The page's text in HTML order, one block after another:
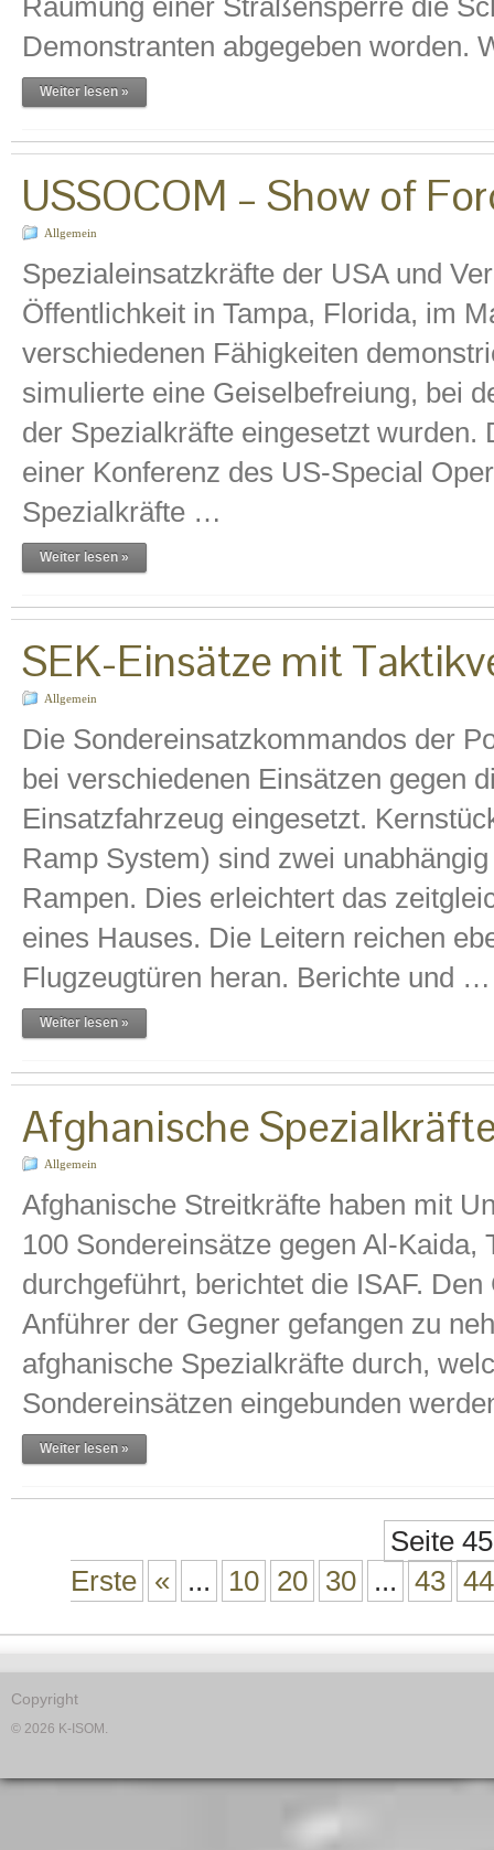
Räumung einer Straßensperre die
Demonstranten abgegeben worden.
Weiter lesen »
USSOCOM – Show of
Allgemein
Spezialeinsatzkräfte der USA und
Öffentlichkeit in Tampa, Florida, im
verschiedenen Fähigkeiten
simulierte eine Geiselbefreiung, bei
der Spezialkräfte eingesetzt
einer Konferenz des US-Special
Spezialkräfte …
Weiter lesen »
SEK-Einsätze mit
Allgemein
Die Sondereinsatzkommandos der
bei verschiedenen Einsätzen gegen
Einsatzfahrzeug eingesetzt.
Ramp System) sind zwei
Rampen. Dies erleichtert das
eines Hauses. Die Leitern reichen
Flugzeugtüren heran. Berichte und …
Weiter lesen »
Afghanische
Allgemein
Afghanische Streitkräfte haben mit
100 Sondereinsätze gegen Al-Kaida,
durchgeführt, berichtet die ISAF.
Anführer der Gegner gefangen zu
afghanische Spezialkräfte durch,
Sondereinsätzen eingebunden
Weiter lesen »
Seite
Erste « ... 10 20 30 ... 43 44
Copyright
© 2026 K-ISOM.